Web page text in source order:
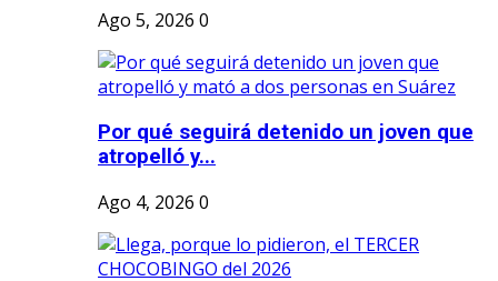
Ago 5, 2026 0
Por qué seguirá detenido un joven que
atropelló y...
Ago 4, 2026 0